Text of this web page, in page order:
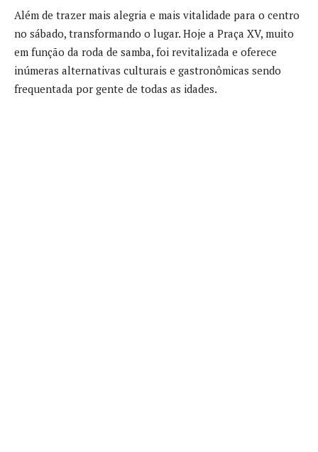
Além de trazer mais alegria e mais vitalidade para o centro
no sábado, transformando o lugar. Hoje a Praça XV, muito
em função da roda de samba, foi revitalizada e oferece
inúmeras alternativas culturais e gastronômicas sendo
frequentada por gente de todas as idades.